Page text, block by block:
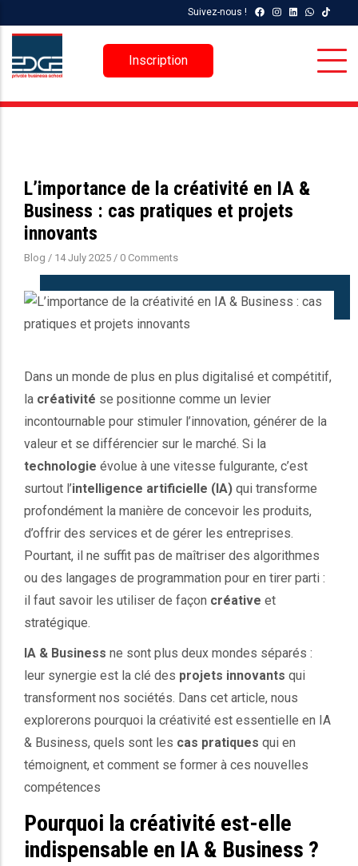
au
contenu
principal
Suivez-nous !
Inscription
L’importance de la créativité en IA &
Business : cas pratiques et projets
innovants
Blog / 14 July 2025 / 0 Comments
Dans un monde de plus en plus digitalisé et compétitif,
la créativité se positionne comme un levier
incontournable pour stimuler l’innovation, générer de la
valeur et se différencier sur le marché. Si la
technologie évolue à une vitesse fulgurante, c’est
surtout l’intelligence artificielle (IA) qui transforme
profondément la manière de concevoir les produits,
d’offrir des services et de gérer les entreprises.
Pourtant, il ne suffit pas de maîtriser des algorithmes
ou des langages de programmation pour en tirer parti :
il faut savoir les utiliser de façon créative et
stratégique.
IA & Business ne sont plus deux mondes séparés :
leur synergie est la clé des projets innovants qui
transforment nos sociétés. Dans cet article, nous
explorerons pourquoi la créativité est essentielle en IA
& Business, quels sont les cas pratiques qui en
témoignent, et comment se former à ces nouvelles
compétences
Pourquoi la créativité est-elle
indispensable en IA & Business ?